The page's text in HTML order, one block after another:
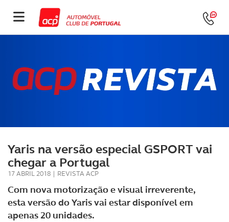
Yaris na versão especial GSPORT vai
chegar a Portugal
17 ABRIL 2018 | REVISTA ACP
Com nova motorização e visual irreverente,
esta versão do Yaris vai estar disponível em
apenas 20 unidades.